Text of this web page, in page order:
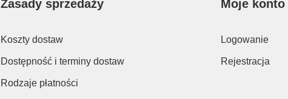
Zasady sprzedaży
Koszty dostaw
Dostępność i terminy dostaw
Rodzaje płatności
Moje konto
Logowanie
Rejestracja